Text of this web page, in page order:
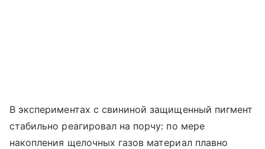
В экспериментах с свининой защищенный пигмент
стабильно реагировал на порчу: по мере
накопления щелочных газов материал плавно